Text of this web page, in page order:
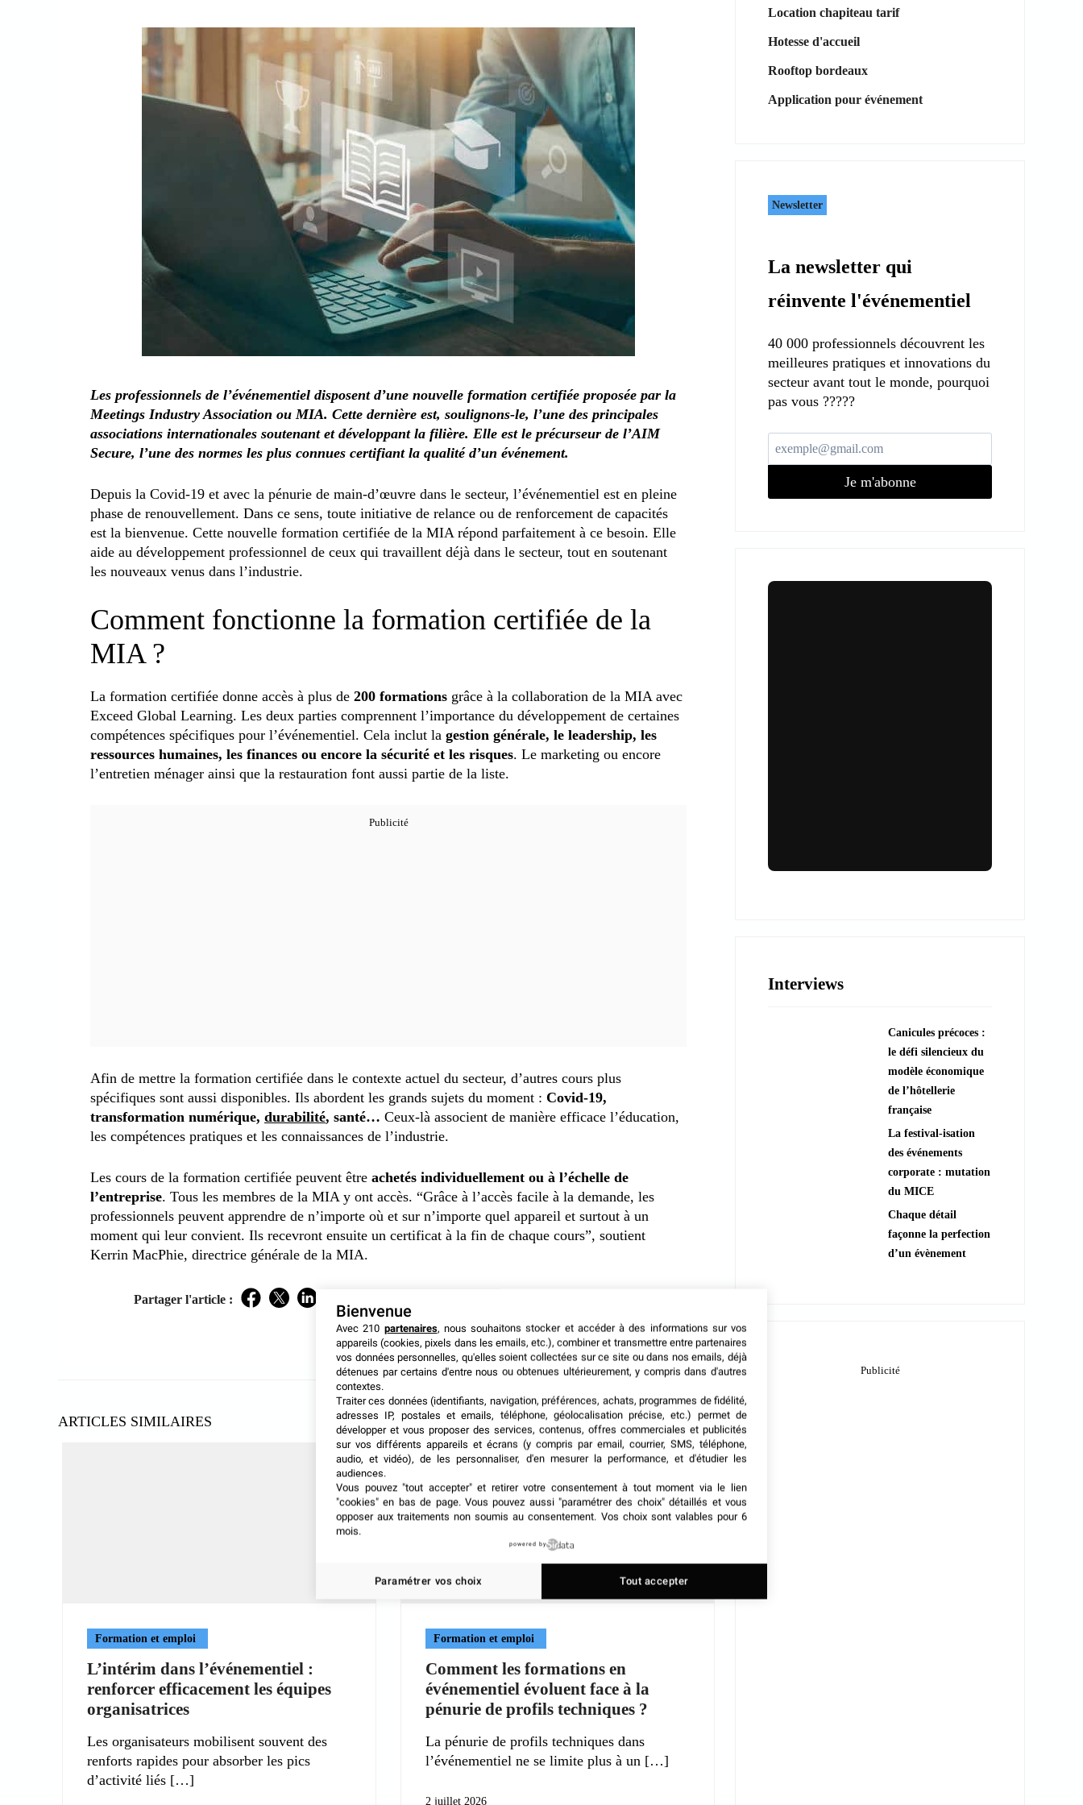
Les professionnels de l’événementiel disposent d’une nouvelle formation certifiée proposée par la
Meetings Industry Association ou MIA. Cette dernière est, soulignons-le, l’une des principales
associations internationales soutenant et développant la filière. Elle est le précurseur de l’AIM
Secure, l’une des normes les plus connues certifiant la qualité d’un événement.
Depuis la Covid-19 et avec la pénurie de main-d’œuvre dans le secteur, l’événementiel est en pleine
phase de renouvellement. Dans ce sens, toute initiative de relance ou de renforcement de capacités
est la bienvenue. Cette nouvelle formation certifiée de la MIA répond parfaitement à ce besoin. Elle
aide au développement professionnel de ceux qui travaillent déjà dans le secteur, tout en soutenant
les nouveaux venus dans l’industrie.
Comment fonctionne la formation certifiée de la
MIA ?
La formation certifiée donne accès à plus de 200 formations grâce à la collaboration de la MIA avec
Exceed Global Learning. Les deux parties comprennent l’importance du développement de certaines
compétences spécifiques pour l’événementiel. Cela inclut la gestion générale, le leadership, les
ressources humaines, les finances ou encore la sécurité et les risques. Le marketing ou encore
l’entretien ménager ainsi que la restauration font aussi partie de la liste.
Afin de mettre la formation certifiée dans le contexte actuel du secteur, d’autres cours plus
spécifiques sont aussi disponibles. Ils abordent les grands sujets du moment : Covid-19,
transformation numérique, durabilité, santé… Ceux-là associent de manière efficace l’éducation,
les compétences pratiques et les connaissances de l’industrie.
Les cours de la formation certifiée peuvent être achetés individuellement ou à l’échelle de
l’entreprise. Tous les membres de la MIA y ont accès. “Grâce à l’accès facile à la demande, les
professionnels peuvent apprendre de n’importe où et sur n’importe quel appareil et surtout à un
moment qui leur convient. Ils recevront ensuite un certificat à la fin de chaque cours”, soutient
Kerrin MacPhie, directrice générale de la MIA.
Partager l'article : Facebook
TwitterLinkedIn
ARTICLES SIMILAIRES
Formation et emploi
L’intérim dans l’événementiel :
renforcer efficacement les équipes
organisatrices
Les organisateurs mobilisent souvent des
renforts rapides pour absorber les pics
d’activité liés
Formation et emploi
Comment les formations en
événementiel évoluent face à la
pénurie de profils techniques ?
La pénurie de profils techniques dans
l’événementiel ne se limite plus à un
2 juillet 2026
Location chapiteau tarif
Hotesse d'accueil
Rooftop bordeaux
Application pour événement
Newsletter
La newsletter qui
réinvente l'événementiel
40 000 professionnels découvrent les
meilleures pratiques et innovations du
secteur avant tout le monde, pourquoi
pas vous ?????
Je m'abonne
???? Explorer les animations
Interviews
Canicules précoces :
le défi silencieux du
modèle économique
de l’hôtellerie
française
La festival-isation
des événements
corporate : mutation
du MICE
Chaque détail
façonne la perfection
d’un évènement
Bienvenue
Avec 210 partenaires, nous souhaitons stocker et accéder à des informations sur vos
appareils (cookies, pixels dans les emails, etc.), combiner et transmettre entre partenaires
vos données personnelles, qu'elles soient collectées sur ce site ou dans nos emails, déjà
détenues par certains d'entre nous ou obtenues ultérieurement, y compris dans d'autres
contextes.
Traiter ces données (identifiants, navigation, préférences, achats, programmes de fidélité,
adresses IP, postales et emails, téléphone, géolocalisation précise, etc.) permet de
développer et vous proposer des services, contenus, offres commerciales et publicités
sur vos différents appareils et écrans (y compris par email, courrier, SMS, téléphone,
audio, et vidéo), de les personnaliser, d'en mesurer la performance, et d'étudier les
audiences.
Vous pouvez "tout accepter" et retirer votre consentement à tout moment via le lien
"cookies" en bas de page. Vous pouvez aussi "paramétrer des choix" détaillés et vous
opposer aux traitements non soumis au consentement. Vos choix sont valables pour 6
mois.
powered by
Paramétrer vos choix Tout accepter